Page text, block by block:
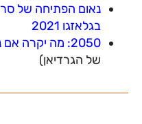
נאום הפתיחה של סר
בגלאזגו 2021
2050: מה יקרה אם נתעלם ממשבר האקלים
של הגרדיאן)